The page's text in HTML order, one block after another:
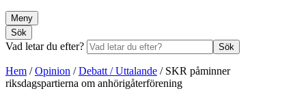
Meny
Sök
Vad letar du efter? Sök
Hem /Opinion /Debatt / Uttalande / SKR påminner
riksdagspartierna om anhörigåterförening